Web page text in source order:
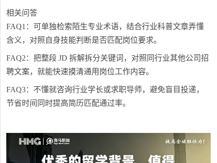
相关问答
FAQ1：可单独检索陌生专业术语，结合行业科普文章弄懂
含义，对照自身技能判断是否匹配岗位要求。
FAQ2：把整段 JD 拆解拆分关键词，对照同行业其他公司招
聘文案，就能快速摸清通用岗位工作内容。
FAQ3：不懂就咨询行业学长或求职导师，避免盲目投递，
节省时间同时提高简历匹配通过率。